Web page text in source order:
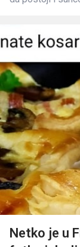
Netko je u